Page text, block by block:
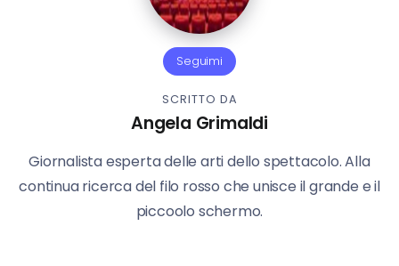
Seguimi
SCRITTO DA
Angela Grimaldi
Giornalista esperta delle arti dello spettacolo. Alla
continua ricerca del filo rosso che unisce il grande e il
piccoolo schermo.